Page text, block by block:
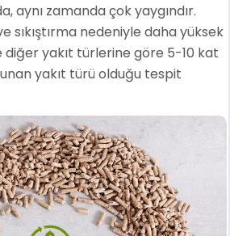
aynı zamanda çok yaygındır.
sıkıştırma nedeniyle daha yüksek
yakıt türlerine göre 5-10 kat
yakıt türü olduğu tespit